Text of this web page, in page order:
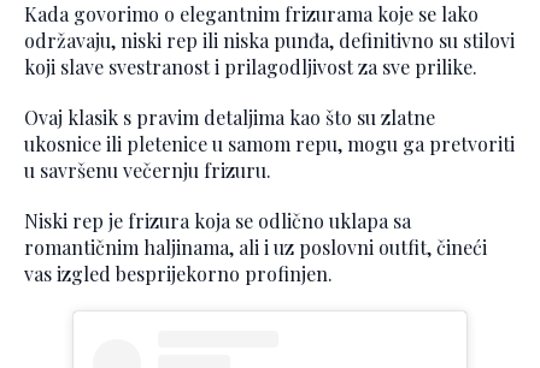
Kada govorimo o elegantnim frizurama koje se lako
održavaju, niski rep ili niska punđa, definitivno su stilovi
koji slave svestranost i prilagodljivost za sve prilike.
Ovaj klasik s pravim detaljima kao što su zlatne
ukosnice ili pletenice u samom repu, mogu ga pretvoriti
u savršenu večernju frizuru.
Niski rep je frizura koja se odlično uklapa sa
romantičnim haljinama, ali i uz poslovni outfit, čineći
vas izgled besprijekorno profinjen.